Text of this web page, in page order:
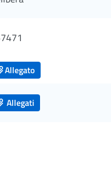
Allegato
Allegati